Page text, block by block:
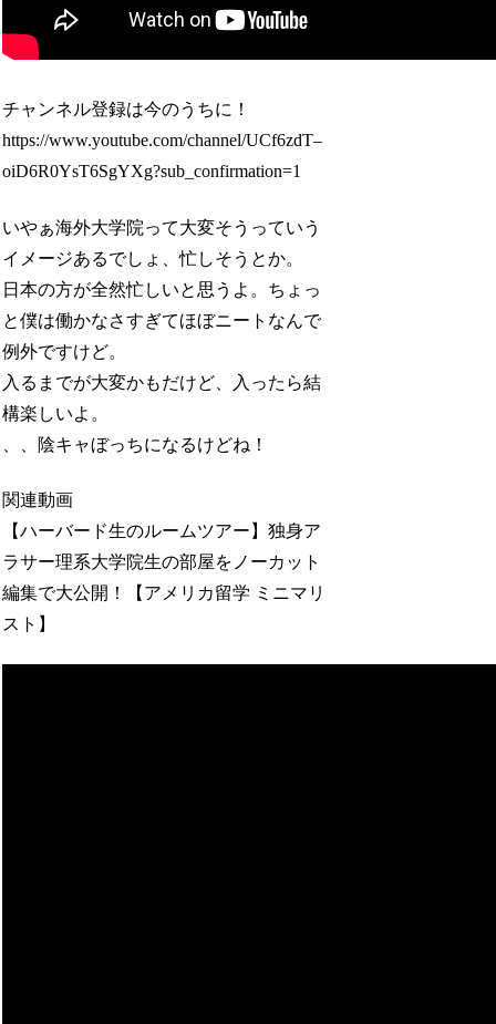
チャンネル登録は今のうちに！
https://www.youtube.com/channel/UCf6zdT–
oiD6R0YsT6SgYXg?sub_confirmation=1
いやぁ海外大学院って大変そうっていう
イメージあるでしょ、忙しそうとか。
日本の方が全然忙しいと思うよ。ちょっ
と僕は働かなさすぎてほぼニートなんで
例外ですけど。
入るまでが大変かもだけど、入ったら結
構楽しいよ。
、、陰キャぼっちになるけどね！
関連動画
【ハーバード生のルームツアー】独身ア
ラサー理系大学院生の部屋をノーカット
編集で大公開！【アメリカ留学 ミニマリ
スト】